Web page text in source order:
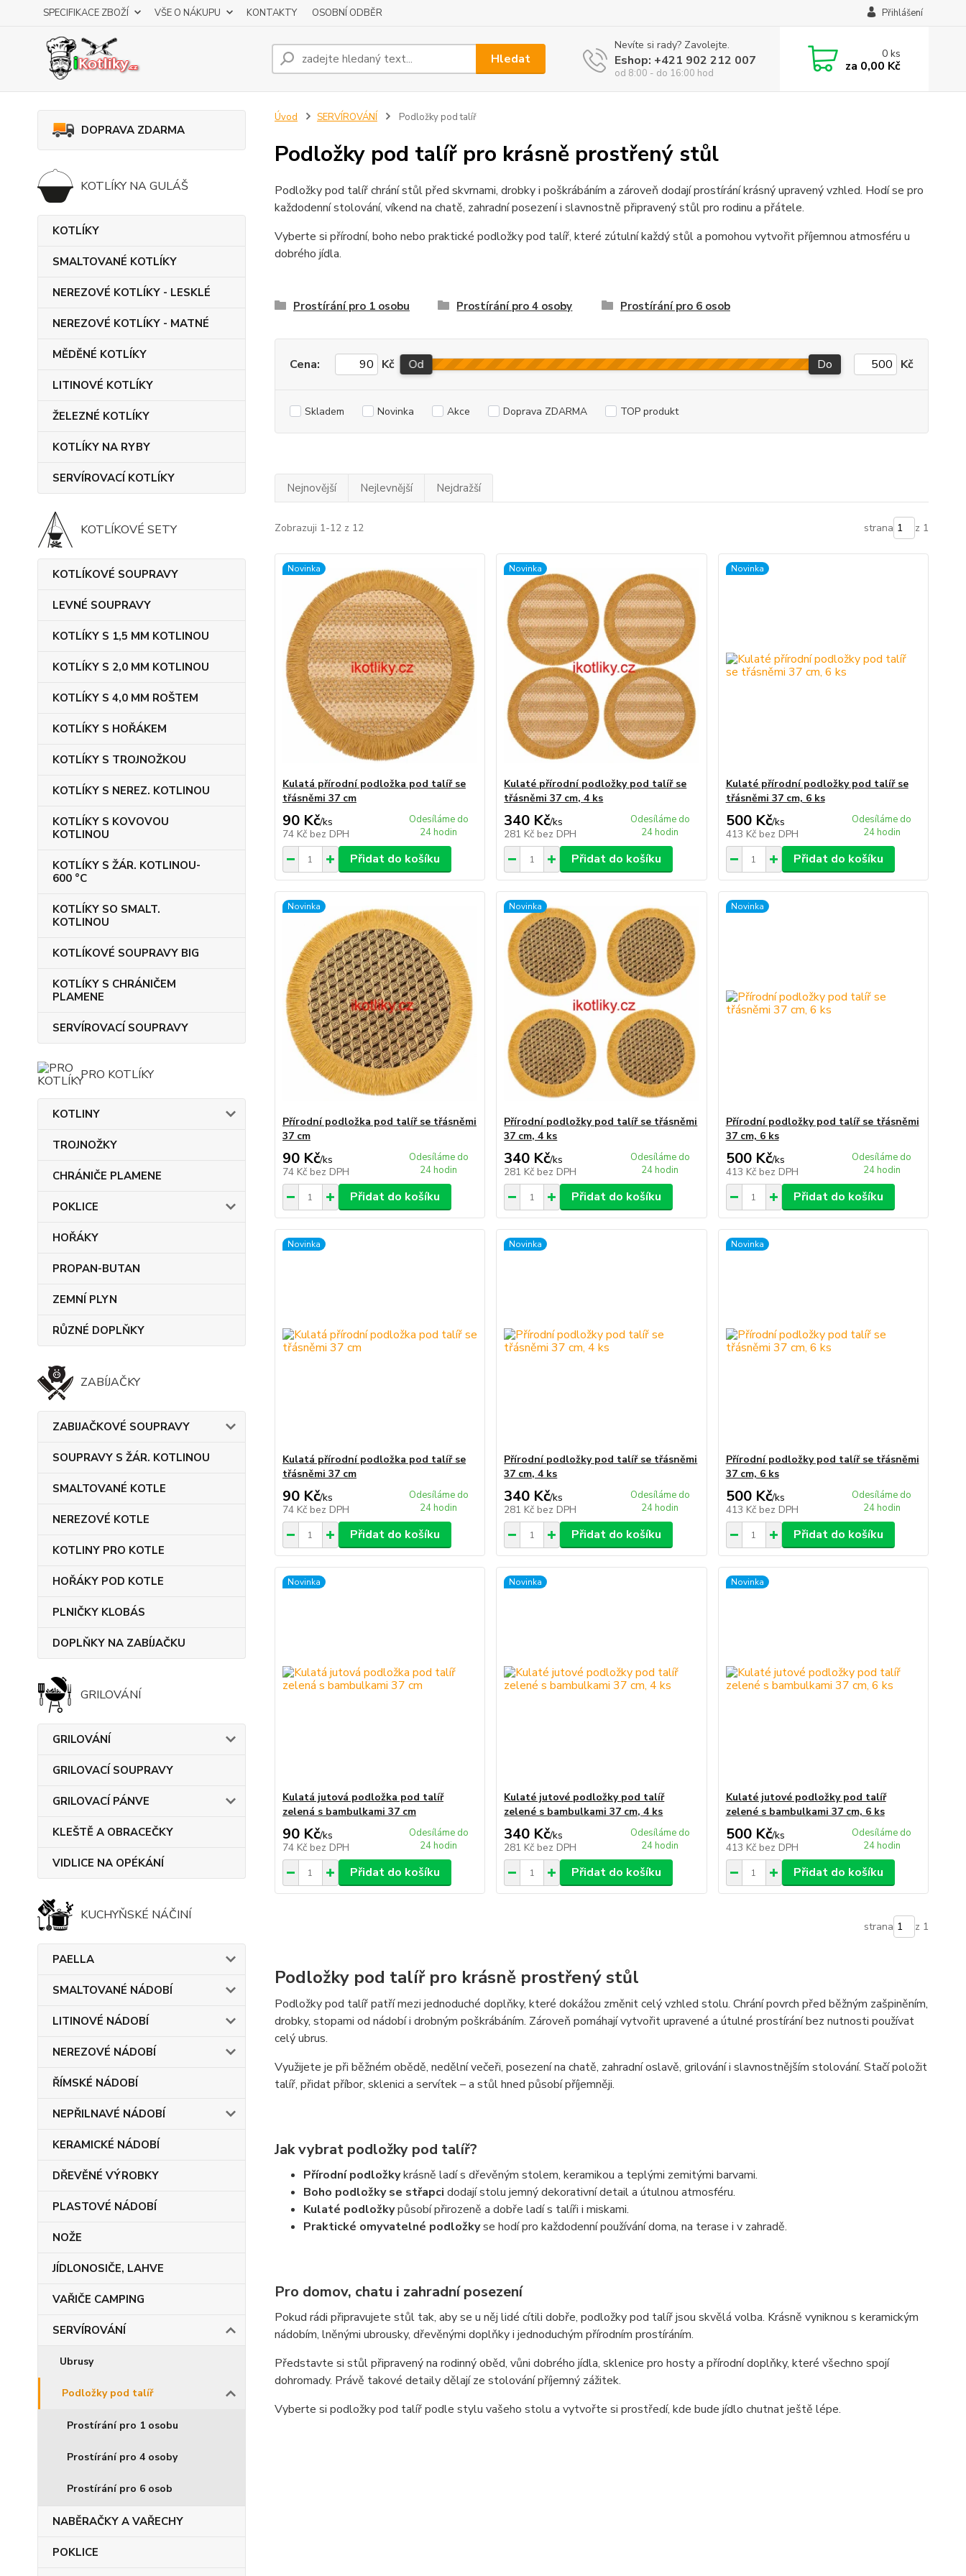
SPECIFIKACE ZBOŽÍ VŠE O NÁKUPU KONTAKTY OSOBNÍ ODBĚR Přihlášení
Hledat
Nevíte si rady? Zavolejte.
Eshop: +421 902 212 007
od 8:00 - do 16:00 hod
0ks
za 0,00 Kč
DOPRAVA ZDARMA
KOTLÍKY NA GULÁŠ
KOTLÍKY
SMALTOVANÉ KOTLÍKY
NEREZOVÉ KOTLÍKY - LESKLÉ
NEREZOVÉ KOTLÍKY - MATNÉ
MĚDĚNÉ KOTLÍKY
LITINOVÉ KOTLÍKY
ŽELEZNÉ KOTLÍKY
KOTLÍKY NA RYBY
SERVÍROVACÍ KOTLÍKY
KOTLÍKOVÉ SETY
KOTLÍKOVÉ SOUPRAVY
LEVNÉ SOUPRAVY
KOTLÍKY S 1,5 MM KOTLINOU
KOTLÍKY S 2,0 MM KOTLINOU
KOTLÍKY S 4,0 MM ROŠTEM
KOTLÍKY S HOŘÁKEM
KOTLÍKY S TROJNOŽKOU
KOTLÍKY S NEREZ. KOTLINOU
KOTLÍKY S KOVOVOU
KOTLINOU
KOTLÍKY S ŽÁR. KOTLINOU-
600 °C
KOTLÍKY SO SMALT.
KOTLINOU
KOTLÍKOVÉ SOUPRAVY BIG
KOTLÍKY S CHRÁNIČEM
PLAMENE
SERVÍROVACÍ SOUPRAVY
PRO KOTLÍKY
KOTLINY
TROJNOŽKY
CHRÁNIČE PLAMENE
POKLICE
HOŘÁKY
PROPAN-BUTAN
ZEMNÍ PLYN
RŮZNÉ DOPLŇKY
ZABÍJAČKY
ZABIJAČKOVÉ SOUPRAVY
SOUPRAVY S ŽÁR. KOTLINOU
SMALTOVANÉ KOTLE
NEREZOVÉ KOTLE
KOTLINY PRO KOTLE
HOŘÁKY POD KOTLE
PLNIČKY KLOBÁS
DOPLŇKY NA ZABÍJAČKU
GRILOVÁNÍ
GRILOVÁNÍ
GRILOVACÍ SOUPRAVY
GRILOVACÍ PÁNVE
KLEŠTĚ A OBRACEČKY
VIDLICE NA OPÉKÁNÍ
KUCHYŇSKÉ NÁČINÍ
PAELLA
SMALTOVANÉ NÁDOBÍ
LITINOVÉ NÁDOBÍ
NEREZOVÉ NÁDOBÍ
ŘÍMSKÉ NÁDOBÍ
NEPŘILNAVÉ NÁDOBÍ
KERAMICKÉ NÁDOBÍ
DŘEVĚNÉ VÝROBKY
PLASTOVÉ NÁDOBÍ
NOŽE
JÍDLONOSIČE, LAHVE
VAŘIČE CAMPING
SERVÍROVÁNÍ
Ubrusy
Podložky pod talíř
Prostírání pro 1 osobu
Prostírání pro 4 osoby
Prostírání pro 6 osob
NABĚRAČKY A VAŘECHY
POKLICE
Úvod SERVÍROVÁNÍ Podložky pod talíř
Podložky pod talíř pro krásně prostřený stůl
Podložky pod talíř chrání stůl před skvrnami, drobky i poškrábáním a zároveň dodají prostírání krásný upravený vzhled. Hodí se pro
každodenní stolování, víkend na chatě, zahradní posezení i slavnostně připravený stůl pro rodinu a přátele.
Vyberte si přírodní, boho nebo praktické podložky pod talíř, které zútulní každý stůl a pomohou vytvořit příjemnou atmosféru u
dobrého jídla.
Prostírání pro 1 osobu Prostírání pro 4 osoby Prostírání pro 6 osob
Cena: Kč Od Do Kč
Skladem Novinka Akce Doprava ZDARMA TOP produkt
Nejnovější Nejlevnější Nejdražší
Zobrazuji 1-12 z 12 strana z 1
Novinka
Kulatá přírodní podložka pod talíř se
třásněmi 37 cm
90 Kč/ks
74 Kč bez DPH
Odesíláme do
24 hodin
Přidat do košíku
Novinka
Kulaté přírodní podložky pod talíř se
třásněmi 37 cm, 4 ks
340 Kč/ks
281 Kč bez DPH
Odesíláme do
24 hodin
Přidat do košíku
Novinka
Kulaté přírodní podložky pod talíř se
třásněmi 37 cm, 6 ks
500 Kč/ks
413 Kč bez DPH
Odesíláme do
24 hodin
Přidat do košíku
Novinka
Přírodní podložka pod talíř se třásněmi
37 cm
90 Kč/ks
74 Kč bez DPH
Odesíláme do
24 hodin
Přidat do košíku
Novinka
Přírodní podložky pod talíř se třásněmi
37 cm, 4 ks
340 Kč/ks
281 Kč bez DPH
Odesíláme do
24 hodin
Přidat do košíku
Novinka
Přírodní podložky pod talíř se třásněmi
37 cm, 6 ks
500 Kč/ks
413 Kč bez DPH
Odesíláme do
24 hodin
Přidat do košíku
Novinka
Kulatá přírodní podložka pod talíř se
třásněmi 37 cm
90 Kč/ks
74 Kč bez DPH
Odesíláme do
24 hodin
Přidat do košíku
Novinka
Přírodní podložky pod talíř se třásněmi
37 cm, 4 ks
340 Kč/ks
281 Kč bez DPH
Odesíláme do
24 hodin
Přidat do košíku
Novinka
Přírodní podložky pod talíř se třásněmi
37 cm, 6 ks
500 Kč/ks
413 Kč bez DPH
Odesíláme do
24 hodin
Přidat do košíku
Novinka
Kulatá jutová podložka pod talíř
zelená s bambulkami 37 cm
90 Kč/ks
74 Kč bez DPH
Odesíláme do
24 hodin
Přidat do košíku
Novinka
Kulaté jutové podložky pod talíř
zelené s bambulkami 37 cm, 4 ks
340 Kč/ks
281 Kč bez DPH
Odesíláme do
24 hodin
Přidat do košíku
Novinka
Kulaté jutové podložky pod talíř
zelené s bambulkami 37 cm, 6 ks
500 Kč/ks
413 Kč bez DPH
Odesíláme do
24 hodin
Přidat do košíku
strana z 1
Podložky pod talíř pro krásně prostřený stůl
Podložky pod talíř patří mezi jednoduché doplňky, které dokážou změnit celý vzhled stolu. Chrání povrch před běžným zašpiněním,
drobky, stopami od nádobí i drobným poškrábáním. Zároveň pomáhají vytvořit upravené a útulné prostírání bez nutnosti používat
celý ubrus.
Využijete je při běžném obědě, nedělní večeři, posezení na chatě, zahradní oslavě, grilování i slavnostnějším stolování. Stačí položit
talíř, přidat příbor, sklenici a servítek – a stůl hned působí příjemněji.
Jak vybrat podložky pod talíř?
Přírodní podložkykrásně ladí s dřevěným stolem, keramikou a teplými zemitými barvami.
Boho podložky se střapci dodají stolu jemný dekorativní detail a útulnou atmosféru.
Kulaté podložkypůsobí přirozeně a dobře ladí s talíři i miskami.
Praktické omyvatelné podložkyse hodí pro každodenní používání doma, na terase i v zahradě.
Pro domov, chatu i zahradní posezení
Pokud rádi připravujete stůl tak, aby se u něj lidé cítili dobře, podložky pod talíř jsou skvělá volba. Krásně vyniknou s keramickým
nádobím, lněnými ubrousky, dřevěnými doplňky i jednoduchým přírodním prostíráním.
Představte si stůl připravený na rodinný oběd, vůni dobrého jídla, sklenice pro hosty a přírodní doplňky, které všechno spojí
dohromady. Právě takové detaily dělají ze stolování příjemný zážitek.
Vyberte si podložky pod talíř podle stylu vašeho stolu a vytvořte si prostředí, kde bude jídlo chutnat ještě lépe.